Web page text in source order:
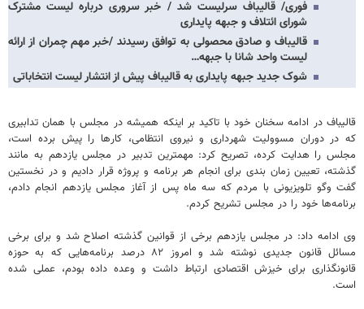
فوری/ قالیباف سرلیست شد / خبر سروری درباره لیست مشترک
شورای ائتلاف و جبهه پایداری
قالیباف و صادق محصولی به توافق رسیدند /خبر مهم چمران از ارائه
لیست واحد شانا با جبهه…
شوک جدید جبهه پایداری به قالیباف پیش از انتشار لیست انتخاباتی
قالیباف در ادامه سخنان خود با تاکید بر اینکه همیشه در مجلس با همان تدابیری
که در دوران مسوولیت شهرداری و نیروی انتظامی، کارها را پیش برده است،
مجلس را هدایت کرده، تصریح کرد: مهمترین تدبیر در مجلس یازدهم به مانند
گذشته، تعیین زمان بندی برای انجام هر برنامه و پروژه قرار دادیم و در نخستین
گفت وگو تلویزیونی با مردم که سه ماه پس از آغاز مجلس یازدهم انجام دادم،
برنامه‌ها خود را در مجلس تشریح کردم.
وی ادامه داد: در مجلس یازدهم برخی از قوانین گذشته اصلاح شد و برای برخی
مسائل قانون جدیدی نوشته شد و امروز ۸۲ درصد برنامه‌هایی که به حوزه
قانونگذاری برای خیزش اقتصادی ارتباط داشت و وعده داده بودم، عملی شده
است.